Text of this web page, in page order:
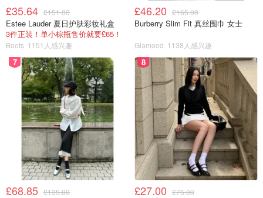
图片来自于daily express ，版权属于原作者
Sainsburys使用的会员卡是
系，还可以用诸于
Argos，British Airways大英航空，
Esso，Ebay、Lego乐高等非常多的商家 ，可以下载Nectar
的APP以方便查看。Sainsbury网站、Nectar网站、Nectar
APP以及Sainsbury店内都可以进行会员办理。
在Sainsburys 超市、加油站或者银行消费时，每1英镑可以
积1分，500积分可以作为2.5英镑进行消费。单看这个比
例，相当于每消费500英镑可以得到2.5镑，回报率非常低，
但其实有很多积分小技巧，比如不定期有部分商品额外积
，offer和多倍积分都会显示在App上，一边逛超市一边找
£35.64 £151.00
Estee Lauder 夏日护肤彩妆礼盒
3件正装！单小棕瓶售价就要£65！
Boots 1151人感兴趣
£46.20 £165.00
Burberry Slim Fit 真丝围巾 女士
Glamood 1138人感兴趣
7
£68.85 £135.00
8
£27.00 £75.00